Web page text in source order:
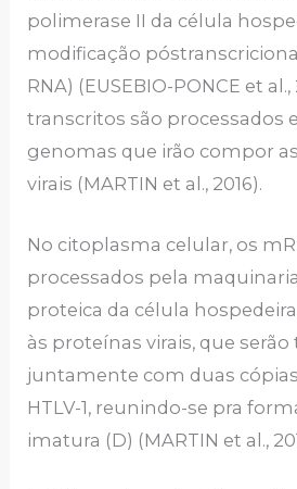
polimerase II da célula
modificação
RNA) (EUSEBIO-PONCE et al.,
transcritos são processados
genomas que irão compor
virais (MARTIN et al., 2016).
No citoplasma celular, os
processados pela
proteica da célula
às proteínas virais, que
juntamente com duas
HTLV-1, reunindo-se pra
imatura (D) (MARTIN et al.,